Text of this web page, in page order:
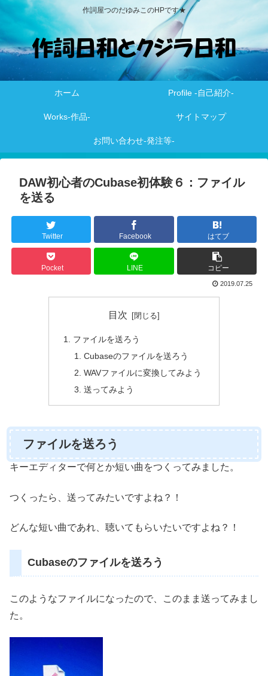
作詞屋つのだゆみこのHPです★
ホーム Profile -自己紹介-
Works-作品- サイトマップ
お問い合わせ-発注等-
DAW初心者のCubase初体験６：ファイル
を送る
Twitter Facebook はてブ
Pocket LINE コピー
2019.07.25
目次
ファイルを送ろう
Cubaseのファイルを送ろう
WAVファイルに変換してみよう
送ってみよう
ファイルを送ろう
キーエディターで何とか短い曲をつくってみました。
つくったら、送ってみたいですよね？！
どんな短い曲であれ、聴いてもらいたいですよね？！
Cubaseのファイルを送ろう
このようなファイルになったので、このまま送ってみまし
た。